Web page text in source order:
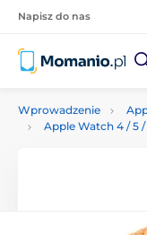
Napisz do nas
Wprowadzenie
Apple Watch 4 / 5 /